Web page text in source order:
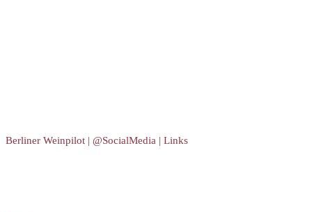
Berliner Weinpilot | @SocialMedia | Links